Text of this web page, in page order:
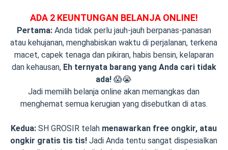
ADA 2 KEUNTUNGAN BELANJA ONLINE!
Pertama:Anda tidak perlu jauh-jauh berpanas-panasan
atau kehujanan, menghabiskan waktu di perjalanan, terkena
macet, capek tenaga dan pikiran, habis bensin, kelaparan
dan kehausan, Eh ternyata barang yang Anda cari tidak
ada! 😱😭
Jadi memilih belanja online akan memangkas dan
menghemat semua kerugian yang disebutkan di atas.
Kedua: SH GROSIR telah menawarkan free ongkir, atau
ongkir gratis tis tis! Jadi Anda tentu sangat dispesialkan